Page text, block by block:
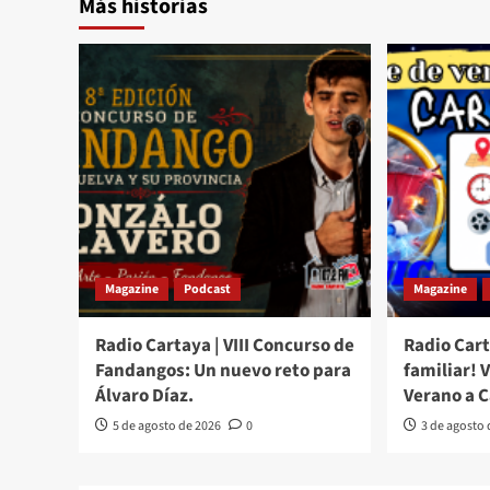
Magazine Podcast
Radio Cartaya | VIII Concurso de
Fandangos: Un nuevo reto para
Álvaro Díaz.
5 de agosto de 2026 0
Magazine
Radio
familiar!
Verano a
3 de agosto